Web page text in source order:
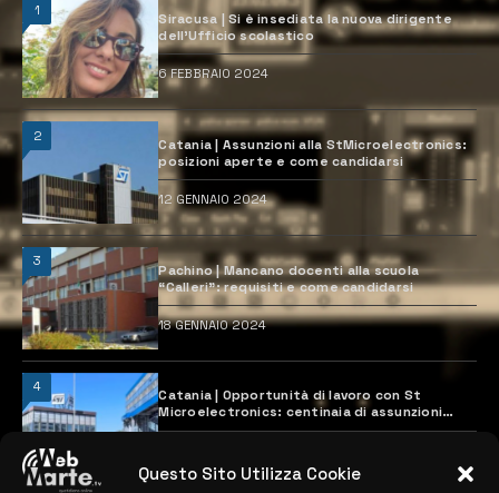
Questo Sito Utilizza Cookie
1
Siracusa | Si è insediata la nuova dirigente
dell’Ufficio scolastico
6 FEBBRAIO 2024
2
Catania | Assunzioni alla StMicroelectronics:
posizioni aperte e come candidarsi
12 GENNAIO 2024
3
Pachino | Mancano docenti alla scuola
“Calleri”: requisiti e come candidarsi
18 GENNAIO 2024
4
Catania | Opportunità di lavoro con St
Microelectronics: centinaia di assunzioni
previste